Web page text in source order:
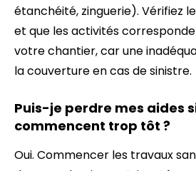
étanchéité, zinguerie). Vérifiez
et que les activités
votre chantier, car une
la couverture en cas de sinistre.
Puis-je perdre mes aides
commencent trop tôt ?
Oui. Commencer les travaux